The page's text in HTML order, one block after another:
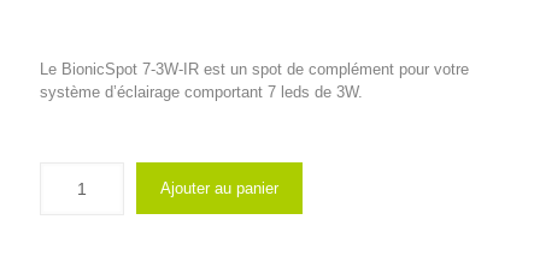
Le BionicSpot 7-3W-IR est un spot de complément pour votre
système d’éclairage comportant 7 leds de 3W.
Ajouter au panier